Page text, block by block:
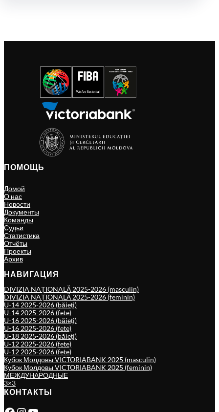
ПОМОЩЬ
Домой
О нас
Новости
Документы
Команды
Судьи
Статистика
Отчёты
Проекты
Архив
НАВИГАЦИЯ
DIVIZIA NAȚIONALĂ 2025-2026 (masculin)
DIVIZIA NAȚIONALĂ 2025-2026 (feminin)
U-14 2025-2026 (băieți)
U-14 2025-2026 (fete)
U-16 2025-2026 (băieți)
U-16 2025-2026 (fete)
U-18 2025-2026 (băieți)
U-12 2025-2026 (fete)
U-12 2025-2026 (fete)
Кубок Молдовы VICTORIABANK 2025 (masculin)
Кубок Молдовы VICTORIABANK 2025 (feminin)
МЕЖДУНАРОДНЫЕ
3×3
КОНТАКТЫ